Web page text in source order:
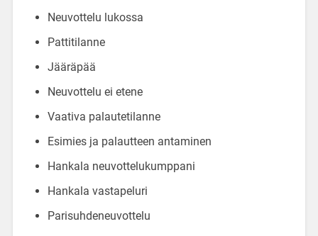
Neuvottelu lukossa
Pattitilanne
Jääräpää
Neuvottelu ei etene
Vaativa palautetilanne
Esimies ja palautteen antaminen
Hankala neuvottelukumppani
Hankala vastapeluri
Parisuhdeneuvottelu